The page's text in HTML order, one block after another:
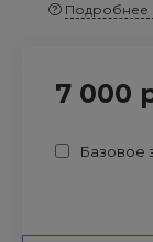
Подробнее
7 000
Базовое